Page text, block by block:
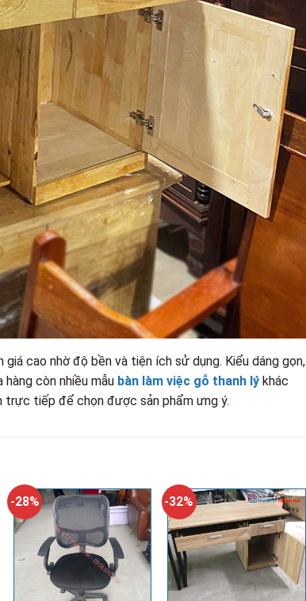
cao nhờ độ bền và tiện ích sử dụng. Kiểu dáng gọn,
hàng còn nhiều mẫu bàn làm việc gỗ thanh lý khác
trực tiếp để chọn được sản phẩm ưng ý.
-28% -32%